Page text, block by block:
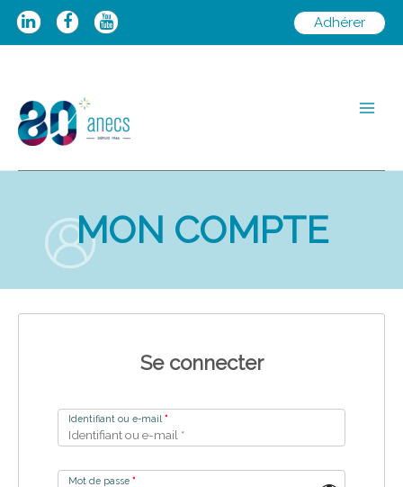
Aller
Adhérer
MON COMPTE
Se connecter
Identifiant ou e-mail *
Mot de passe *